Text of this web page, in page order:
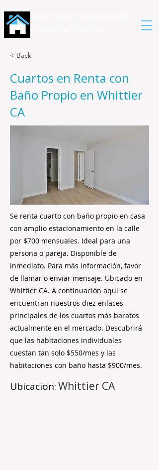
< Back
Cuartos en Renta con
Baño Propio en Whittier
CA
Se renta cuarto con baño propio en casa
con amplio estacionamiento en la calle
por $700 mensuales. Ideal para una
persona o pareja. Disponible de
inmediato. Para más información, favor
de llamar o enviar mensaje. Ubicado en
Whittier CA. A continuación aqui se
encuentran nuestros diez enlaces
principales de los cuartos más baratos
actualmente en el mercado. Descubrirá
que las habitaciones individuales
cuestan tan solo $550/mes y las
habitaciones con baño hasta $900/mes.
Ubicacion:Whittier CA